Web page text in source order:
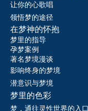
让你的心歌唱
领悟梦的途径
在梦神的怀抱
梦里的指导
孕梦案例
著名梦境漫谈
影响终身的梦境
潜意识与梦境
梦里的色彩
梦，通往灵性世界的入口